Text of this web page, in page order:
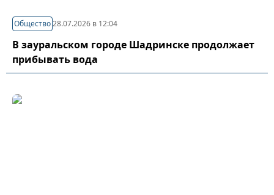
Общество28.07.2026 в 12:04
В зауральском городе Шадринске продолжает
прибывать вода